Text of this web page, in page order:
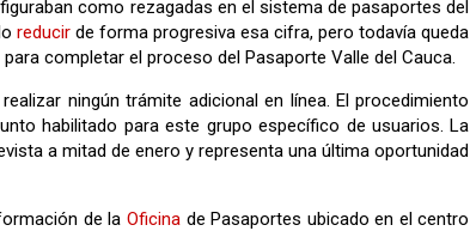
como rezagadas en el sistema de pasaportes del
reducir de forma progresiva esa cifra, pero todavía queda
completar el proceso del Pasaporte Valle del Cauca.
ningún trámite adicional en línea. El procedimiento
habilitado para este grupo específico de usuarios. La
a mitad de enero y representa una última oportunidad
de la Oficinade Pasaportes ubicado en el centro